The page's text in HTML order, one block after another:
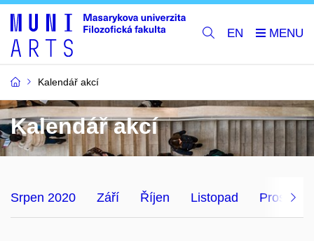
EN
Kalendář akcí
Kalendář akcí
Srpen 2020 Září Říjen Listopad Prosinec